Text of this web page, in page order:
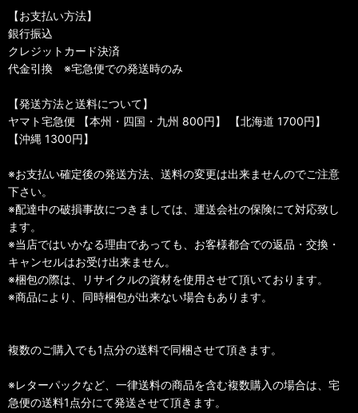
【お支払い方法】
銀行振込
クレジットカード決済
代金引換 ※宅急便での発送時のみ
【発送方法と送料について】
ヤマト宅急便 【本州・四国・九州 800円】 【北海道 1700円】
【沖縄 1300円】
※お支払い確定後の発送方法、送料の変更は出来ませんのでご注意
下さい。
※配達中の破損事故につきましては、運送会社の保険にて対応致し
ます。
※当店ではいかなる理由であっても、お客様都合での返品・交換・
キャンセルはお受け出来ません。
※梱包の際は、リサイクルの資材を使用させて頂いております。
※商品により、同時梱包が出来ない場合もあります。
複数のご購入でも1点分の送料で同梱させて頂きます。
※レターパックなど、一律送料の商品を含む複数購入の場合は、宅
急便の送料1点分にて発送させて頂きます。